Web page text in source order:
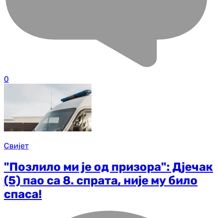
0
Свијет
"Позлило ми је од призора": Дјечак
(5) пао са 8. спрата, није му било
спаса!